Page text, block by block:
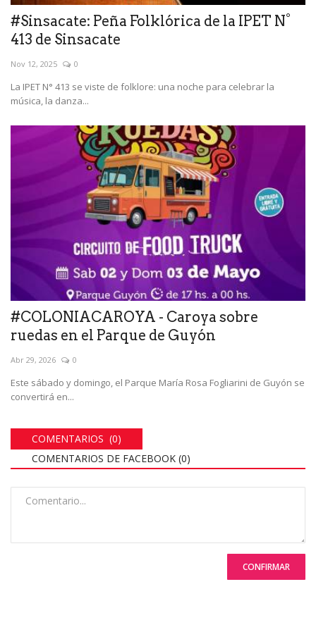
#Sinsacate: Peña Folklórica de la IPET N°
413 de Sinsacate
Nov 12, 2025 0
La IPET N° 413 se viste de folklore: una noche para celebrar la
música, la danza...
#COLONIACAROYA - Caroya sobre
ruedas en el Parque de Guyón
Abr 29, 2026 0
Este sábado y domingo, el Parque María Rosa Fogliarini de Guyón se
convertirá en...
COMENTARIOS (0)
COMENTARIOS DE FACEBOOK (0)
CONFIRMAR